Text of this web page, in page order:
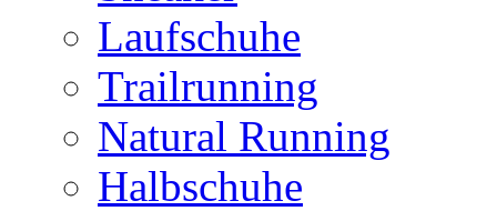
Laufschuhe
Trailrunning
Natural Running
Halbschuhe